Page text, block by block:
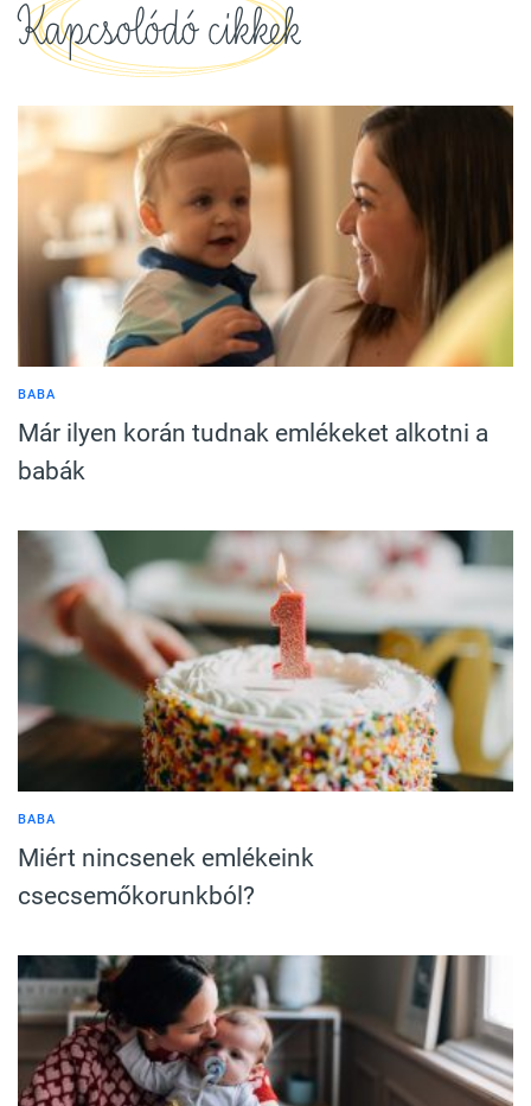
Kapcsolódó cikkek
BABA
Már ilyen korán tudnak emlékeket alkotni a
babák
BABA
Miért nincsenek emlékeink
csecsemőkorunkból?